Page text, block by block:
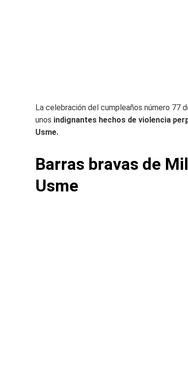
La celebración del cumpleaños número 77
unos indignantes hechos de violencia
Usme.
Barras bravas de
Usme